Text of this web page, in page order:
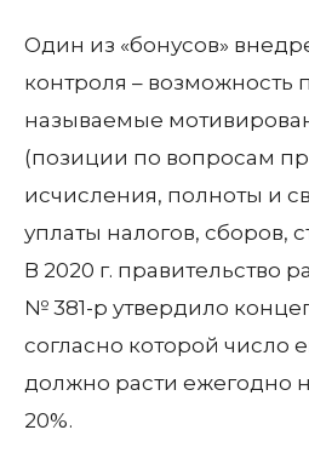
Один из «бонусов»
контроля – возможность
называемые
(позиции по вопросам
исчисления, полноты и
уплаты налогов, сборов,
В 2020 г. правительство
№ 381-р утвердило
согласно которой число
должно расти ежегодно
20%.